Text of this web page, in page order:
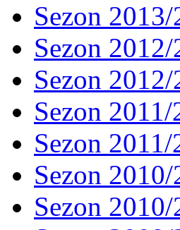
Sezon
Sezon
Sezon
Sezon 2011/
Sezon
Sezon 2010/
Sezon